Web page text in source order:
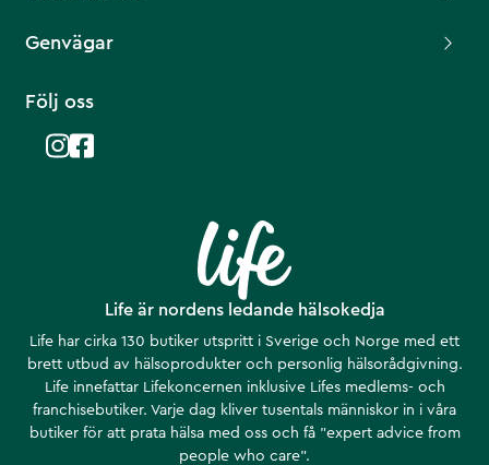
Life är nordens ledande hälsokedja
Life har cirka 130 butiker utspritt i Sverige och Norge med ett
brett utbud av hälsoprodukter och personlig hälsorådgivning.
Life innefattar Lifekoncernen inklusive Lifes medlems- och
franchisebutiker. Varje dag kliver tusentals människor in i våra
butiker för att prata hälsa med oss och få ”expert advice from
people who care”.
Genvägar
Följ oss